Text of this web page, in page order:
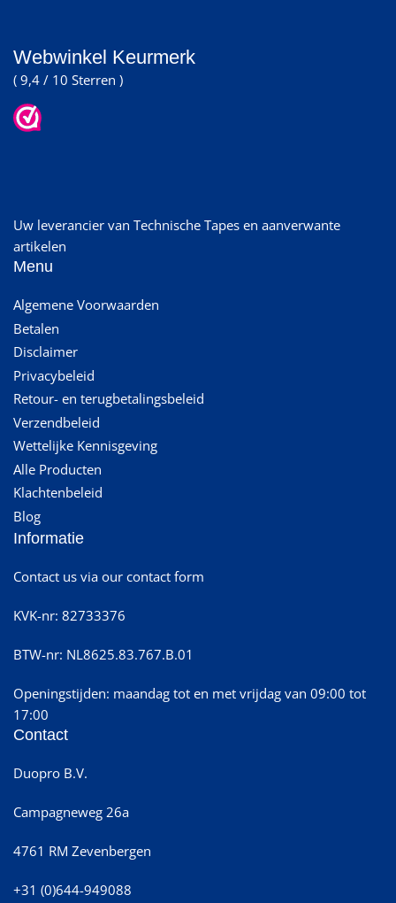
Webwinkel Keurmerk
( 9,4 / 10 Sterren )
Uw leverancier van Technische Tapes en aanverwante
artikelen
Menu
Algemene Voorwaarden
Betalen
Disclaimer
Privacybeleid
Retour- en terugbetalingsbeleid
Verzendbeleid
Wettelijke Kennisgeving
Alle Producten
Klachtenbeleid
Blog
Informatie
Contact us via our contact form
KVK-nr: 82733376
BTW-nr: NL8625.83.767.B.01
Openingstijden: maandag tot en met vrijdag van 09:00 tot
17:00
Contact
Duopro B.V.
Campagneweg 26a
4761 RM Zevenbergen
+31 (0)644-949088